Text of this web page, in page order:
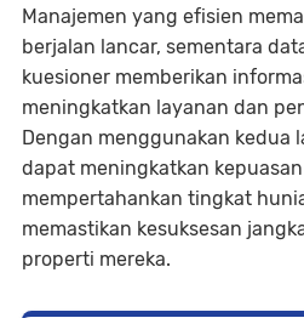
Manajemen yang efisien
berjalan lancar, sementara
kuesioner memberikan
meningkatkan layanan dan
Dengan menggunakan kedua
dapat meningkatkan
mempertahankan tingkat
memastikan kesuksesan
properti mereka.